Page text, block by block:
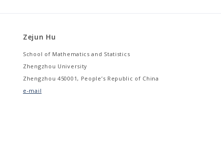
Zejun Hu
School of Mathematics and Statistics
Zhengzhou University
Zhengzhou 450001, People’s Republic of China
e-mail